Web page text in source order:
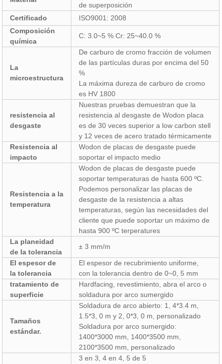
de superposición
Certificado
ISO9001: 2008
Composición
química
C: 3.0~5 % Cr: 25~40.0 %
La
microestructura
De carburo de cromo fracción de volumen
de las partículas duras por encima del 50
%
La máxima dureza de carburo de cromo
es HV 1800
resistencia al
desgaste
Nuestras pruebas demuestran que la
resistencia al desgaste de Wodon placa
es de 30 veces superior a low carbon stell
y 12 veces de acero tratado térmicamente
Resistencia al
impacto
Wodon de placas de desgaste puede
soportar el impacto medio
Resistencia a la
temperatura
Wodon de placas de desgaste puede
soportar temperaturas de hasta 600 ºC.
Podemos personalizar las placas de
desgaste de la resistencia a altas
temperaturas, según las necesidades del
cliente que puede soportar un máximo de
hasta 900 ºC terperatures
La planeidad
de la tolerancia
± 3 mm/m
El espesor de
la tolerancia
El espesor de recubrimiento uniforme,
con la tolerancia dentro de 0~0, 5 mm
tratamiento de
superficie
Hardfacing, revestimiento, abra el arco o
soldadura por arco sumergido
Tamaños
estándar.
Soldadura de arco abierto: 1, 4*3.4 m,
1.5*3, 0 m y 2, 0*3, 0 m, personalizado
Soldadura por arco sumergido:
1400*3000 mm, 1400*3500 mm,
2100*3500 mm, personalizado
3 en 3, 4 en 4, 5 de 5